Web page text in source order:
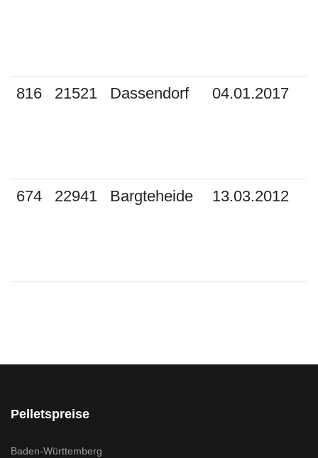
816 21521 Dassendorf 04.01.2017
674 22941 Bargteheide 13.03.2012
Pelletspreise
Baden-Württemberg